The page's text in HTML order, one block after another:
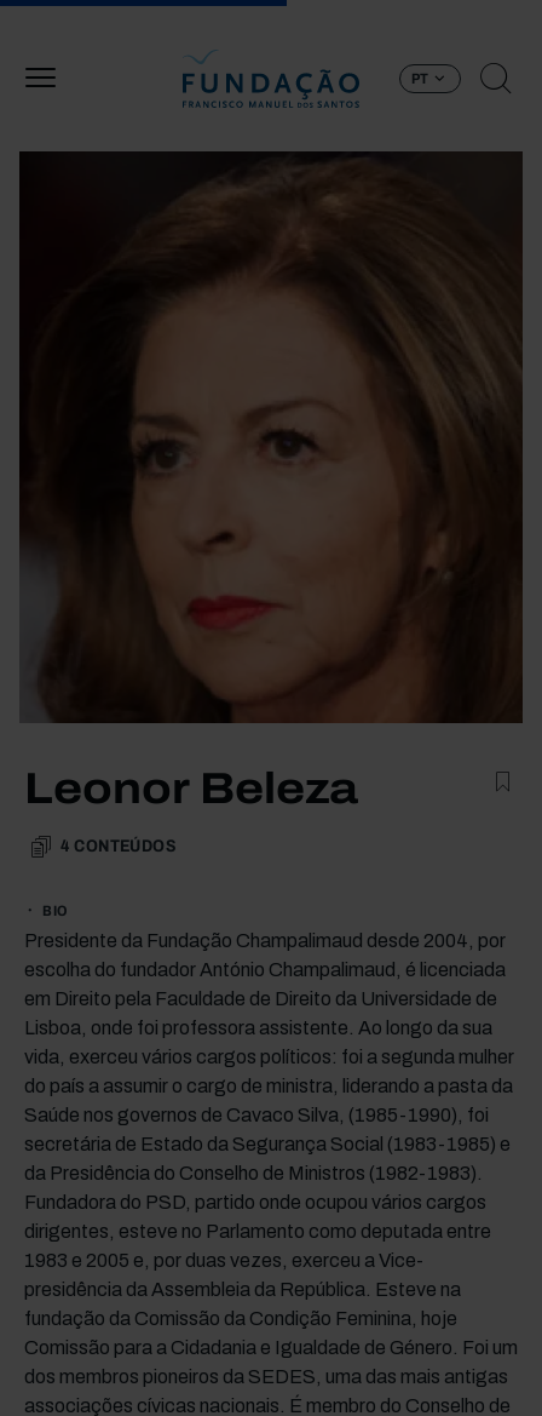
PT
Leonor Beleza
4 CONTEÚDOS
BIO
Presidente da Fundação Champalimaud desde 2004, por
escolha do fundador António Champalimaud, é licenciada
em Direito pela Faculdade de Direito da Universidade de
Lisboa, onde foi professora assistente. Ao longo da sua
vida, exerceu vários cargos políticos: foi a segunda mulher
do país a assumir o cargo de ministra, liderando a pasta da
Saúde nos governos de Cavaco Silva, (1985-1990), foi
secretária de Estado da Segurança Social (1983-1985) e
da Presidência do Conselho de Ministros (1982-1983).
Fundadora do PSD, partido onde ocupou vários cargos
dirigentes, esteve no Parlamento como deputada entre
1983 e 2005 e, por duas vezes, exerceu a Vice-
presidência da Assembleia da República. Esteve na
fundação da Comissão da Condição Feminina, hoje
Comissão para a Cidadania e Igualdade de Género. Foi um
dos membros pioneiros da SEDES, uma das mais antigas
associações cívicas nacionais. É membro do Conselho de